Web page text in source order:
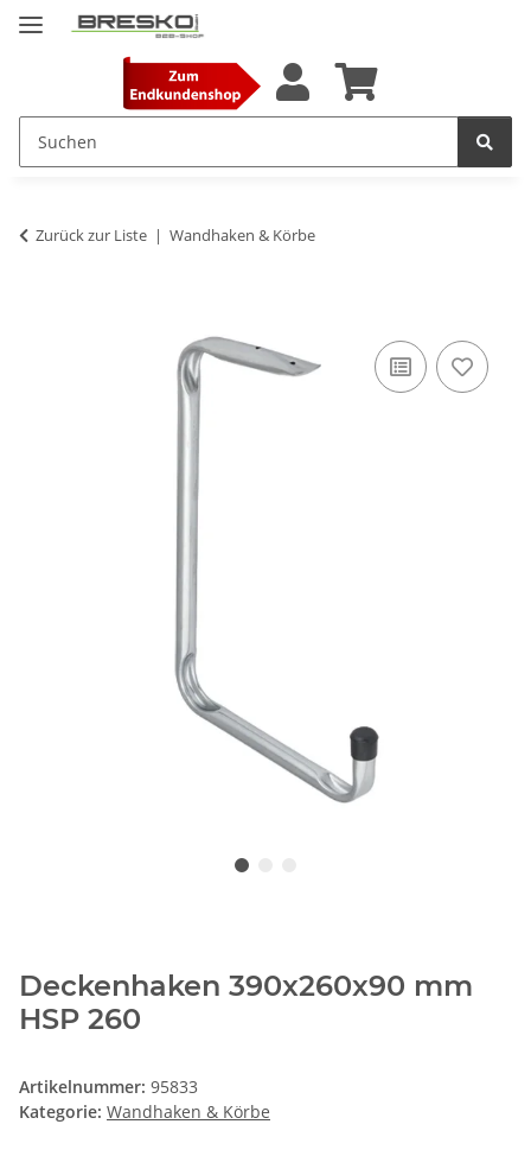
Zurück zur Liste Wandhaken & Körbe
Deckenhaken 390x260x90 mm
HSP 260
Artikelnummer: 95833
Kategorie: Wandhaken & Körbe